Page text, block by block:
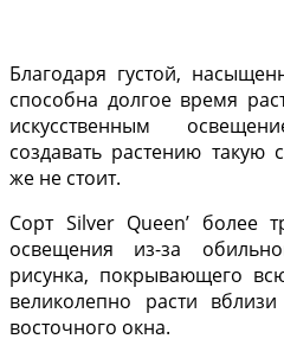
Благодаря гус­той,
способна дол­гое время
искусственным
создавать растению та­кую
же не стоит.
Сорт Silver Queen’ более
освещения из-за
рисунка, покрыва­ющего
великолепно расти
восточного окна.